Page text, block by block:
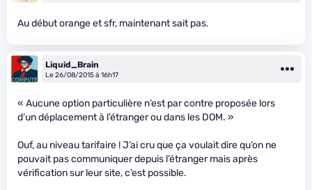
Au début orange et sfr, maintenant sait pas.
Liquid_Brain
Le 26/08/2015 à 16h17
« Aucune option particulière n’est par contre proposée lors
d’un déplacement à l’étranger ou dans les DOM. »
Ouf, au niveau tarifaire ! J’ai cru que ça voulait dire qu’on ne
pouvait pas communiquer depuis l’étranger mais après
vérification sur leur site, c’est possible.